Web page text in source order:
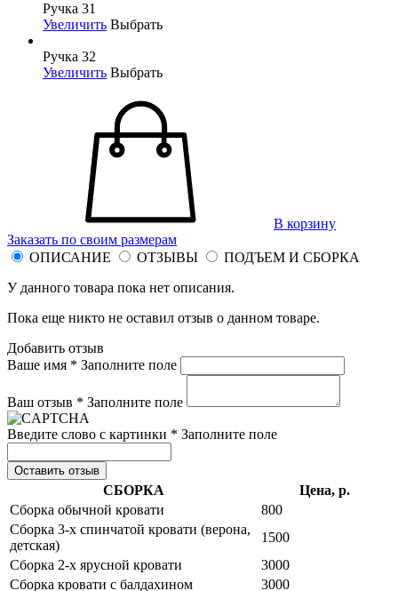
Ручка 31
Увеличить Выбрать
Ручка 32
Увеличить Выбрать
В корзину
Заказать по своим размерам
ОПИСАНИЕ
ОТЗЫВЫ
ПОДЪЕМ И СБОРКА
У данного товара пока нет описания.
Пока еще никто не оставил отзыв о данном товаре.
Добавить отзыв
Ваше имя * Заполните поле
Ваш отзыв * Заполните поле
Введите слово с картинки * Заполните поле
Оставить отзыв
СБОРКА
Цена, р.
Сборка обычной кровати
800
Сборка 3-х спинчатой кровати (верона,
детская)
1500
Сборка 2-х ярусной кровати
3000
Сборка кровати с балдахином
3000